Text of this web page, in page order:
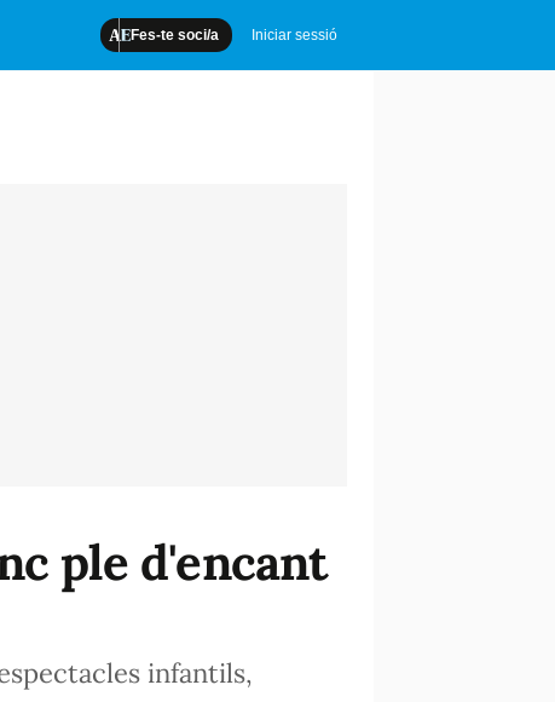
Fes-te soci/a Iniciar sessió
ple d'encant
infantils,